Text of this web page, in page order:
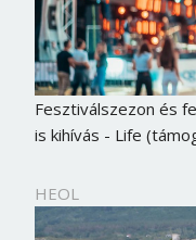
Fesztiválszezon és
is kihívás - Life
HEOL